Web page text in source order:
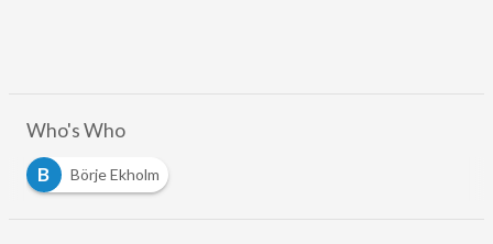
Who's Who
B
Börje Ekholm